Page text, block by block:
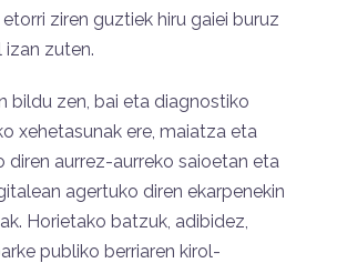
ziren guztiek hiru gaiei buruz
izan zuten.
bildu zen, bai eta diagnostiko
xehetasunak ere, maiatza eta
diren aurrez-aurreko saioetan eta
agertuko diren ekarpenekin
Horietako batzuk, adibidez,
publiko berriaren kirol-